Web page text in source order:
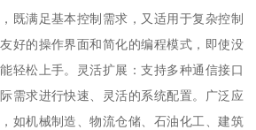
既满足基本控制需求，又适用于复杂控制
好的操作界面和简化的编程模式，即使没
轻松上手。灵活扩展：支持多种通信接口
需求进行快速、灵活的系统配置。广泛应
如机械制造、物流仓储、石油化工、建筑